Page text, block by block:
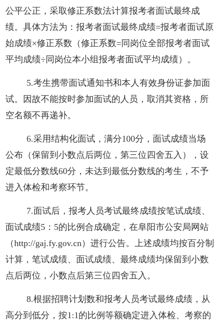
公平公正，采取修正系数法计算报考者面试最终成
绩。具体方法为：报考者面试最终成绩=报考者面试原
始成绩×修正系数（修正系数=同岗位全部报考者面试
平均成绩÷同岗位本小组报考者面试平均成绩）。
5.考生携带面试通知书和本人有效身份证参加面
试。因故不能按时参加面试的人员，取消其资格，所
空名额不再递补。
6.采用结构化面试，满分100分，面试成绩当场
公布（保留到小数点后两位，第三位四舍五入），设
定最低分数线60分，未达到最低分数线的考生，不予
进入体检和考察环节。
7.面试后，报考人员考试最终成绩按笔试成绩、
面试成绩5：5的比例合成确定，在阜阳市公安局网站
（http://gaj.fy.gov.cn）进行公告。上述成绩均按百分制
计算，笔试成绩、面试成绩、最终成绩均保留到小数
点后两位，小数点后第三位四舍五入。
8.根据招聘计划数和报考人员考试最终成绩，从
高分到低分，按1:1的比例等额确定进入体检、考察的